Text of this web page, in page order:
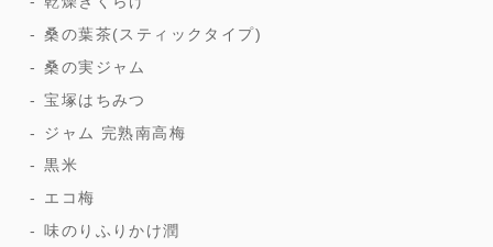
桑の葉茶(スティックタイプ)
桑の実ジャム
宝塚はちみつ
ジャム 完熟南高梅
黒米
エコ梅
味のりふりかけ潤